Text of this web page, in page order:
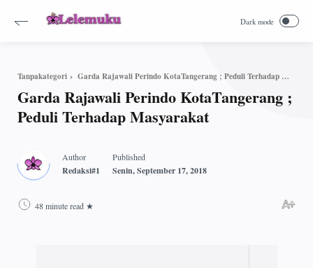
Tanpakategori Garda Rajawali Perindo KotaTangerang ; Peduli Terhadap Masyarakat
Garda Rajawali Perindo KotaTangerang ;
Peduli Terhadap Masyarakat
48 minute read